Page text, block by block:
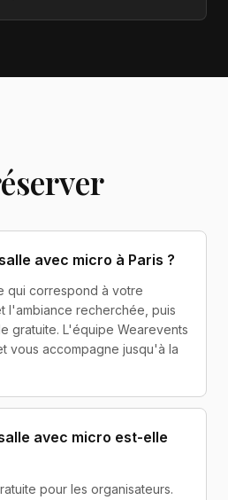
avec micro à Paris ?
qui correspond à votre
l'ambiance recherchée, puis
gratuite. L'équipe Wearevents
vous accompagne jusqu'à la
avec micro est-elle
pour les organisateurs.